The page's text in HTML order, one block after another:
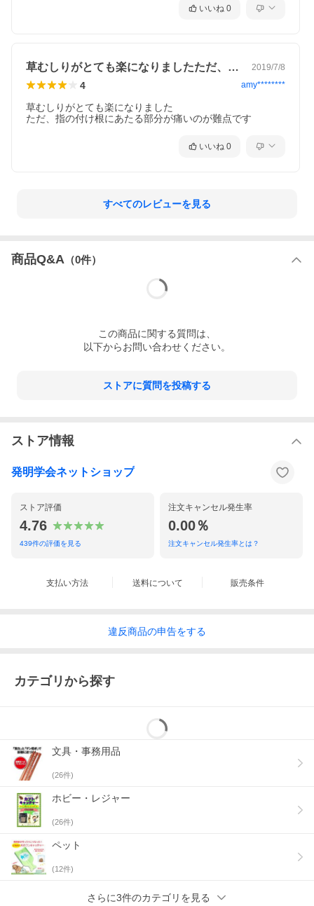
いいね 0
草むしりがとても楽になりましたただ、指… 2019/7/8
4 amy********
草むしりがとても楽になりました
ただ、指の付け根にあたる部分が痛いのが難点です
いいね 0
すべてのレビューを見る
商品Q&A （0件）
この商品に関する質問は、
以下からお問い合わせください。
ストアに質問を投稿する
ストア情報
発明学会ネットショップ
ストア評価
4.76
439件の評価を見る
注文キャンセル発生率
0.00％
注文キャンセル発生率とは？
支払い方法 送料について 販売条件
違反商品の申告をする
カテゴリから探す
文具・事務用品
(26件)
ホビー・レジャー
(26件)
ペット
(12件)
さらに3件のカテゴリを見る